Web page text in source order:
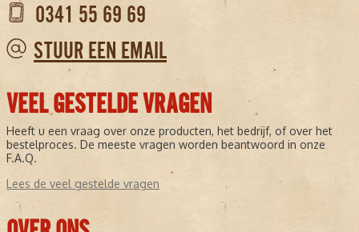
0341 55 69 69
STUUR EEN EMAIL
VEEL GESTELDE VRAGEN
Heeft u een vraag over onze producten, het bedrijf, of over het
bestelproces. De meeste vragen worden beantwoord in onze
F.A.Q.
Lees de veel gestelde vragen